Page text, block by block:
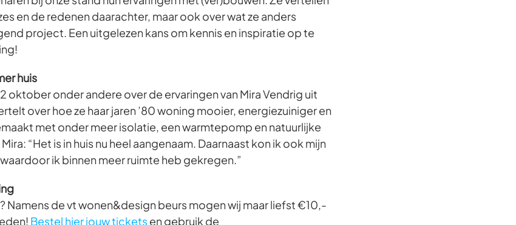
en de redenen daarachter, maar ook over wat ze anders
project. Een uitgelezen kans om kennis en inspiratie op te
huis
oktober onder andere over de ervaringen van Mira Vendrig uit
over hoe ze haar jaren ’80 woning mooier, energiezuiniger en
met onder meer isolatie, een warmtepomp en natuurlijke
“Het is in huis nu heel aangenaam. Daarnaast kon ik ook mijn
ik binnen meer ruimte heb gekregen.”
Namens de vt wonen&design beurs mogen wij maar liefst €10,-
Bestel hier jouw ticketsen gebruik de